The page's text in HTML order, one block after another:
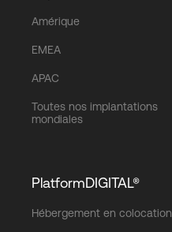
Amérique
EMEA
APAC
Toutes nos implantations
mondiales
PlatformDIGITAL®
Hébergement en colocation